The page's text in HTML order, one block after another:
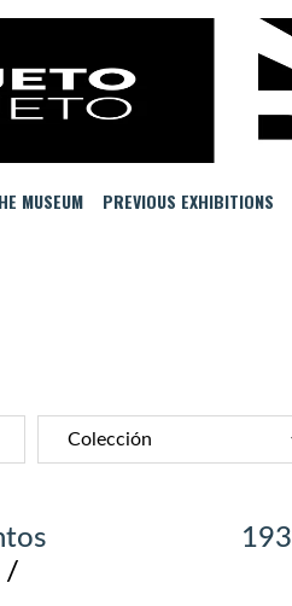
MUSEUM PREVIOUS EXHIBITIONS
/